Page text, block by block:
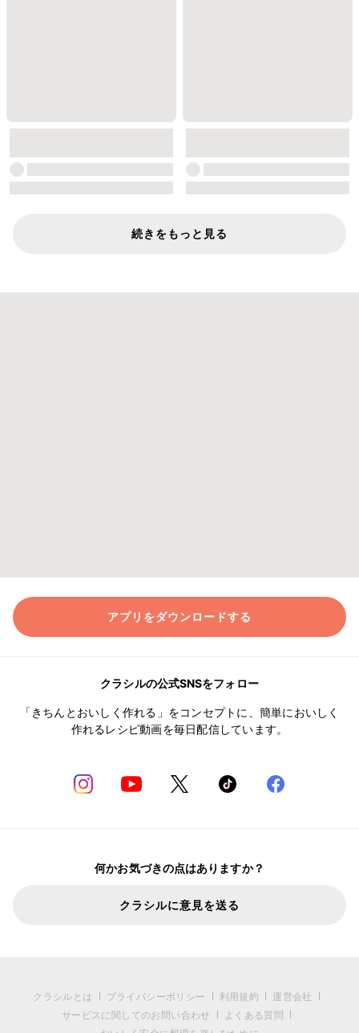
続きをもっと見る
アプリをダウンロードする
クラシルの公式SNSをフォロー
「きちんとおいしく作れる」をコンセプトに、簡単においしく
作れるレシピ動画を毎日配信しています。
何かお気づきの点はありますか？
クラシルに意見を送る
クラシルとは プライバシーポリシー 利用規約
運営会社
サービスに関してのお問い合わせ
よくある質問